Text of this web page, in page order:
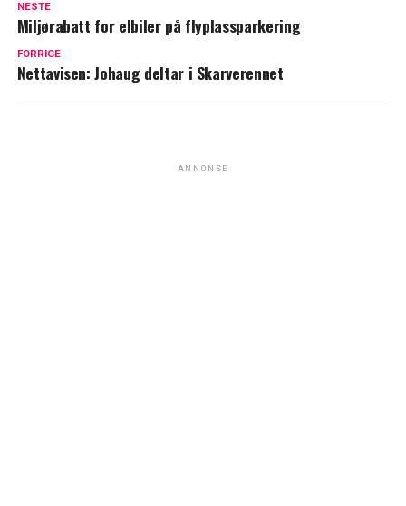
NESTE
Miljørabatt for elbiler på flyplassparkering
FORRIGE
Nettavisen: Johaug deltar i Skarverennet
ANNONSE